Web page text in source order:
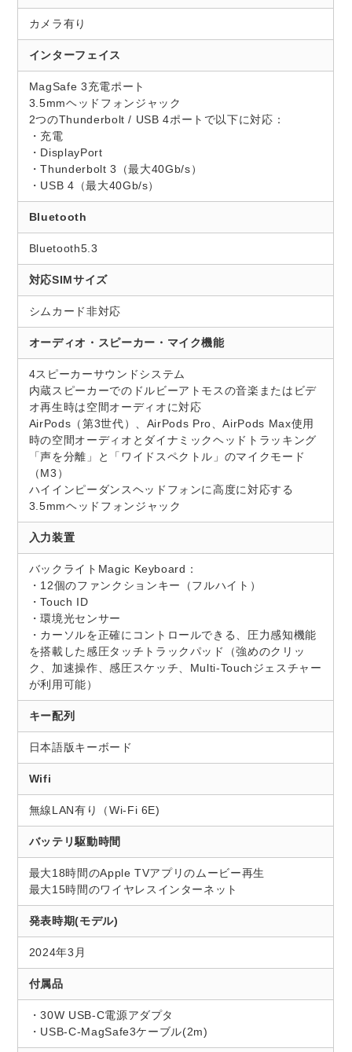
カメラ有り
インターフェイス
MagSafe 3充電ポート
3.5mmヘッドフォンジャック
2つのThunderbolt / USB 4ポートで以下に対応：
・充電
・DisplayPort
・Thunderbolt 3（最大40Gb/s）
・USB 4（最大40Gb/s）
Bluetooth
Bluetooth5.3
対応SIMサイズ
シムカード非対応
オーディオ・スピーカー・マイク機能
4スピーカーサウンドシステム
内蔵スピーカーでのドルビーアトモスの音楽またはビデ
オ再生時は空間オーディオに対応
AirPods（第3世代）、AirPods Pro、AirPods Max使用
時の空間オーディオとダイナミックヘッドトラッキング
「声を分離」と「ワイドスペクトル」のマイクモード
（M3）
ハイインピーダンスヘッドフォンに高度に対応する
3.5mmヘッドフォンジャック
入力装置
バックライトMagic Keyboard：
・12個のファンクションキー（フルハイト）
・Touch ID
・環境光センサー
・カーソルを正確にコントロールできる、圧力感知機能
を搭載した感圧タッチトラックパッド（強めのクリッ
ク、加速操作、感圧スケッチ、Multi-Touchジェスチャー
が利用可能）
キー配列
日本語版キーボード
Wifi
無線LAN有り（Wi-Fi 6E)
バッテリ駆動時間
最大18時間のApple TVアプリのムービー再生
最大15時間のワイヤレスインターネット
発表時期(モデル)
2024年3月
付属品
・30W USB-C電源アダプタ
・USB-C-MagSafe3ケーブル(2m)